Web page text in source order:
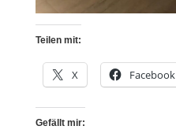
Teilen mit:
X Facebook
Gefällt mir: